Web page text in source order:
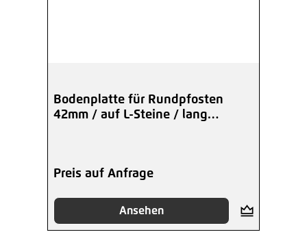
Bodenplatte für Rundpfosten
42mm / auf L-Steine / lang
Preis auf Anfrage
Ansehen